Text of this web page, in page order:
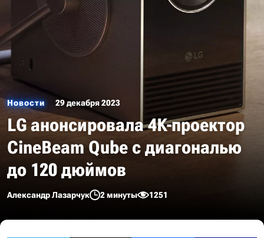
Новости 29 декабря 2023
LG анонсировала 4K-проектор
CineBeam Qube с диагональю
до 120 дюймов
Александр Лазарчук 2 минуты 1251